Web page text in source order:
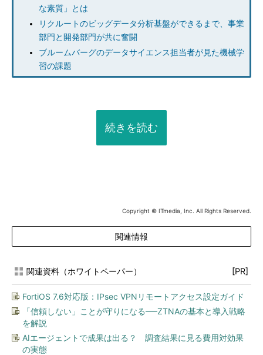
な素質」とは
リクルートのビッグデータ分析基盤ができるまで、事業
部門と開発部門が共に奮闘
ブルームバーグのデータサイエンス担当者が見た機械学
習の課題
続きを読む
Copyright © ITmedia, Inc. All Rights Reserved.
関連情報
関連資料（ホワイトペーパー） [PR]
FortiOS 7.6対応版：IPsec VPNリモートアクセス設定ガイド
「信頼しない」ことが守りになる──ZTNAの基本と導入戦略
を解説
AIエージェントで成果は出る？ 調査結果に見る費用対効果
の実態